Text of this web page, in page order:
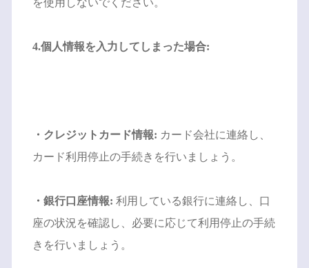
を使用しないでください。
4.個人情報を入力してしまった場合:
・クレジットカード情報: カード会社に連絡し、
カード利用停止の手続きを行いましょう。
・銀行口座情報: 利用している銀行に連絡し、口
座の状況を確認し、必要に応じて利用停止の手続
きを行いましょう。